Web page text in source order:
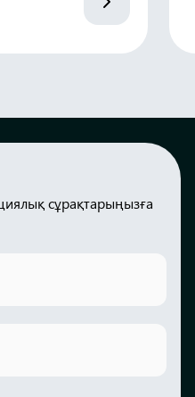
сұрақтарыңызға